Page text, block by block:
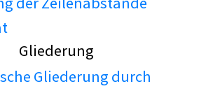
Gliederung
Gliederung durch